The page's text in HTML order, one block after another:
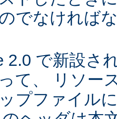
でなければ
2.0 で新設さ
て、 リソー
プファイル